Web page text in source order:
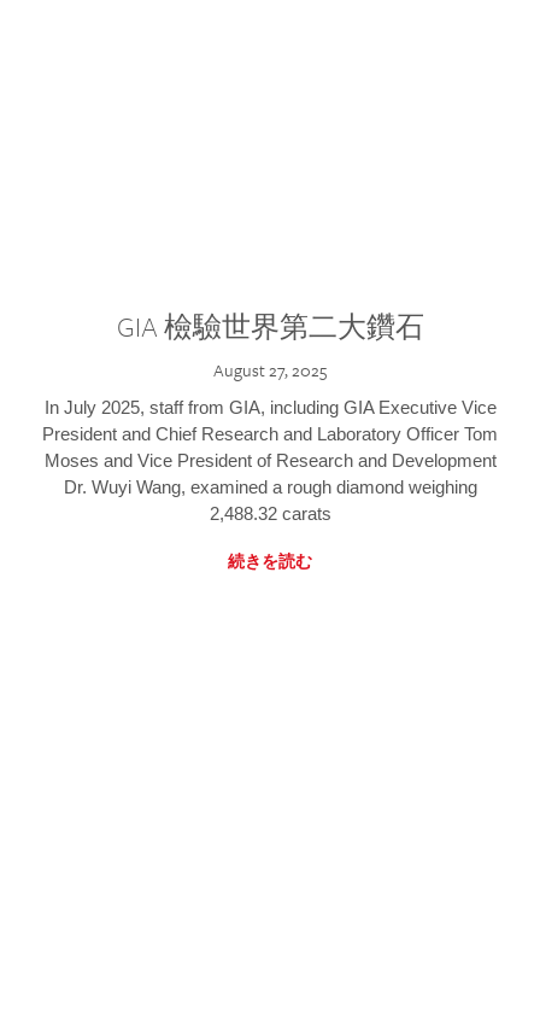
GIA 檢驗世界第二大鑽石
August 27, 2025
In July 2025, staff from GIA, including GIA Executive Vice
President and Chief Research and Laboratory Officer Tom
Moses and Vice President of Research and Development
Dr. Wuyi Wang, examined a rough diamond weighing
2,488.32 carats
続きを読む